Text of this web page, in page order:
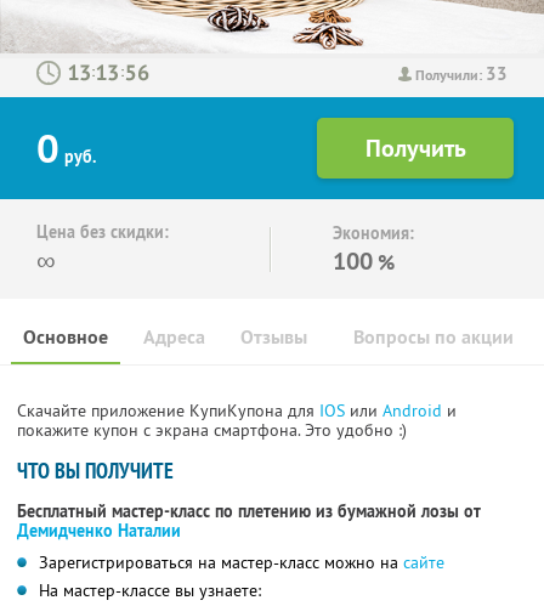
Получили: 33
: :
0 руб.
Цена без скидки:
∞
Экономия:
100 %
Основное Отзывы Вопросы по акции
Адреса
Скачайте приложение КупиКупона для IOS или Android и
покажите купон с экрана смартфона. Это удобно :)
ЧТО ВЫ ПОЛУЧИТЕ
Бесплатный мастер-класс по плетению из бумажной лозы от
Демидченко Наталии
Зарегистрироваться на мастер-класс можно на сайте
На мастер-классе вы узнаете: